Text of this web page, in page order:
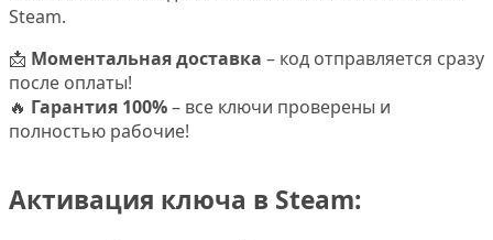
Steam.
📩 Моментальная доставка – код отправляется сразу
после оплаты!
🔥 Гарантия 100%– все ключи проверены и
полностью рабочие!
Активация ключа в Steam: